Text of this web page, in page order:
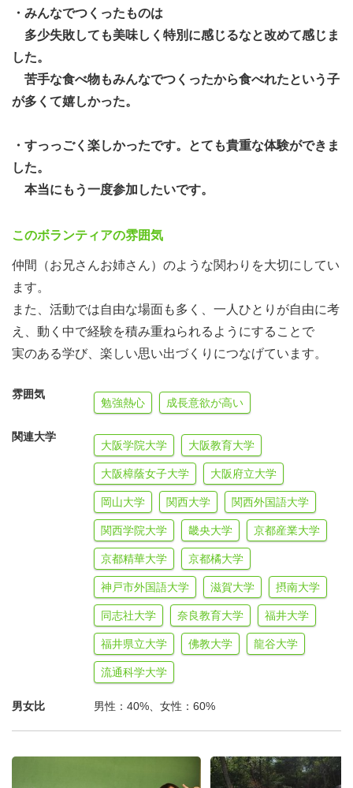
→ 通称「サポーター」として活動に参加します。
●初参加の方は事前説明会への出席が必須となります。
● 本部スタッフサポートなど、多方面からの活動参加にも
応じます。（HP参照、随時ご相談ください）
＜名 称＞
ボランティアスタッフ（サポーター）
＜謝礼・諸経費補助＞
通費補助として）
【交通費補助】
上限4,000円 となります
＜食 事＞
子どもたちと一緒につくります。
※1日目の昼食については持参ください。
原則、子どもたちとの共同利用となりま
設定はありません
＞＞＞アトピー等、諸事情がある場合はご相談ください
（参加者・ボランティア共通）
＜保 険＞団体で一定のボランティア傷害保険に加入し、
活動中に生じた事故を保障します。
【なら秋キャンプ 集合解散予定】
解散時
集合解散場所
・みんなでつくったものは
多少失敗しても美味しく特別に感じるなと改めて感じま
した。
苦手な食べ物もみんなでつくったから食べれたという子
が多くて嬉しかった。
・すっっごく楽しかったです。とても貴重な体験ができま
した。
本当にもう一度参加したいです。
このボランティアの雰囲気
仲間（お兄さんお姉さん）のような関わりを大切にしてい
ます。
また、活動では自由な場面も多く、一人ひとりが自由に考
え、動く中で経験を積み重ねられるようにすることで
実のある学び、楽しい思い出づくりにつなげています。
雰囲気
勉強熱心 成長意欲が高い
関連大学
大阪学院大学 大阪教育大学
大阪樟蔭女子大学 大阪府立大学
岡山大学 関西大学 関西外国語大学
関西学院大学 畿央大学 京都産業大学
京都精華大学 京都橘大学
神戸市外国語大学 滋賀大学 摂南大学
同志社大学 奈良教育大学 福井大学
福井県立大学 佛教大学 龍谷大学
流通科学大学
男女比 男性：40%、女性：60%